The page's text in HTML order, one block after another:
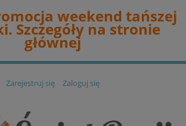
weekend tańszej
Szczegóły na stronie
głównej
Zarejestruj się Zaloguj się